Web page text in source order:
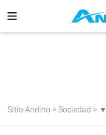
Sitio Andino > Sociedad > ▼